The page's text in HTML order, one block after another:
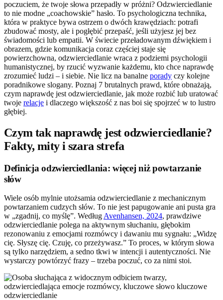
poczuciem, że twoje słowa przepadły w próżni? Odzwierciedlanie
to nie modne „coachowskie” hasło. To psychologiczna technika,
która w praktyce bywa ostrzem o dwóch krawędziach: potrafi
zbudować mosty, ale i pogłębić przepaść, jeśli użyjesz jej bez
świadomości lub empatii. W świecie przeładowanym dźwiękiem i
obrazem, gdzie komunikacja coraz częściej staje się
powierzchowna, odzwierciedlanie wraca z podziemi psychologii
humanistycznej, by rzucić wyzwanie każdemu, kto chce naprawdę
zrozumieć ludzi – i siebie. Nie licz na banalne porady czy kolejne
poradnikowe slogany. Poznaj 7 brutalnych prawd, które obnażają,
czym naprawdę jest odzwierciedlanie, jak może rozbić lub uratować
twoje relacje i dlaczego większość z nas boi się spojrzeć w to lustro
głębiej.
Czym tak naprawdę jest odzwierciedlanie?
Fakty, mity i szara strefa
Definicja odzwierciedlania: więcej niż powtarzanie
słów
Wiele osób mylnie utożsamia odzwierciedlanie z mechanicznym
powtarzaniem cudzych słów. To nie jest papugowanie ani pusta gra
w „zgadnij, co myślę”. Według Avenhansen, 2024, prawdziwe
odzwierciedlanie polega na aktywnym słuchaniu, głębokim
rezonowaniu z emocjami rozmówcy i dawaniu mu sygnału: „Widzę
cię. Słyszę cię. Czuję, co przeżywasz.” To proces, w którym słowa
są tylko narzędziem, a sedno tkwi w intencji i autentyczności. Nie
wystarczy powtórzyć frazy – trzeba poczuć, co za nimi stoi.